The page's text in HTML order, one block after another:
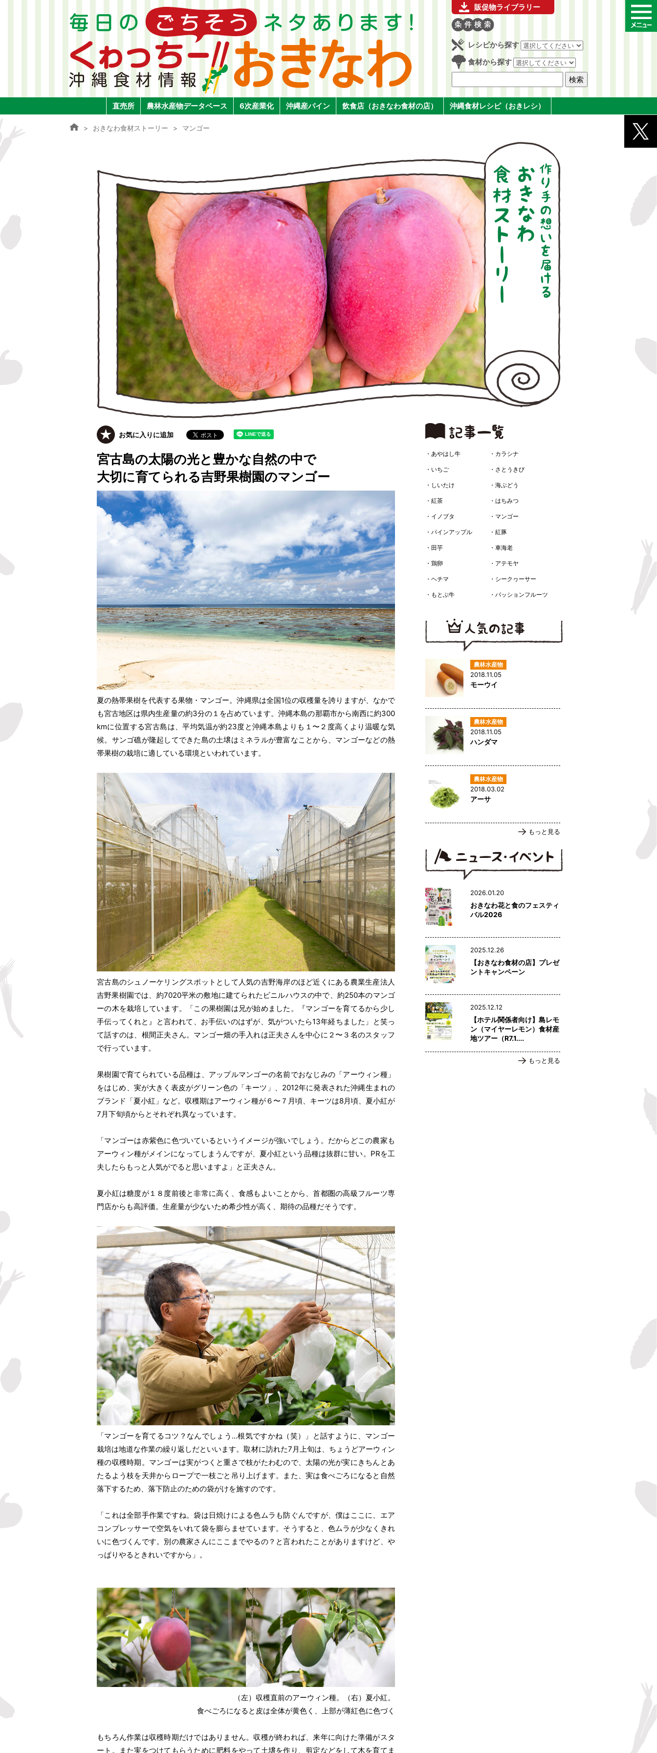
販促物ライブラリー
レシピから探す
食材から探す
直売所 農林水産物データベース 6次産業化 沖縄産パイン 飲食店（おきなわ食材の店） 沖縄食材レシピ（おきレシ）
おきなわ食材ストーリー マンゴー
お気に入りに追加
宮古島の太陽の光と豊かな自然の中で
大切に育てられる吉野果樹園のマンゴー
夏の熱帯果樹を代表する果物・マンゴー。沖縄県は全国1位の収穫量を誇りますが、なかで
も宮古地区は県内生産量の約3分の１を占めています。沖縄本島の那覇市から南西に約300
kmに位置する宮古島は、平均気温が約23度と沖縄本島よりも１〜２度高くより温暖な気
候。サンゴ礁が隆起してできた島の土壌はミネラルが豊富なことから、マンゴーなどの熱
帯果樹の栽培に適している環境といわれています。
宮古島のシュノーケリングスポットとして人気の吉野海岸のほど近くにある農業生産法人
吉野果樹園では、約7020平米の敷地に建てられたビニルハウスの中で、約250本のマンゴ
ーの木を栽培しています。「この果樹園は兄が始めました。『マンゴーを育てるから少し
手伝ってくれと』と言われて、お手伝いのはずが、気がついたら13年経ちました」と笑っ
て話すのは、根間正夫さん。マンゴー畑の手入れは正夫さんを中心に２〜３名のスタッフ
で行っています。
果樹園で育てられている品種は、アップルマンゴーの名前でおなじみの「アーウィン種」
をはじめ、実が大きく表皮がグリーン色の「キーツ」、2012年に発表された沖縄生まれの
ブランド「夏小紅」など。収穫期はアーウィン種が６〜７月頃、キーツは8月頃、夏小紅が
7月下旬頃からとそれぞれ異なっています。
「マンゴーは赤紫色に色づいているというイメージが強いでしょう。だからどこの農家も
アーウィン種がメインになってしまうんですが、夏小紅という品種は抜群に甘い。PRを工
夫したらもっと人気がでると思いますよ」と正夫さん。
夏小紅は糖度が１８度前後と非常に高く、食感もよいことから、首都圏の高級フルーツ専
門店からも高評価。生産量が少ないため希少性が高く、期待の品種だそうです。
「マンゴーを育てるコツ？なんでしょう…根気ですかね（笑）」と話すように、マンゴー
栽培は地道な作業の繰り返しだといいます。取材に訪れた7月上旬は、ちょうどアーウィン
種の収穫時期。マンゴーは実がつくと重さで枝がたわむので、太陽の光が実にきちんとあ
たるよう枝を天井からロープで一枝ごと吊り上げます。また、実は食べごろになると自然
落下するため、落下防止のための袋がけを施すのです。
「これは全部手作業ですね。袋は日焼けによる色ムラも防ぐんですが、僕はここに、エア
コンプレッサーで空気をいれて袋を膨らませています。そうすると、色ムラが少なくきれ
いに色づくんです。別の農家さんにここまでやるの？と言われたことがありますけど、や
っぱりやるときれいですから」。
（左）収穫直前のアーウィン種。（右）夏小紅。
食べごろになると皮は全体が黄色く、上部が薄紅色に色づく
もちろん作業は収穫時期だけではありません。収穫が終われば、来年に向けた準備がスタ
ート。また実をつけてもらうために肥料をやって土壌を作り、剪定などをして木を育てま
・あやはし牛 ・カラシナ
・いちご ・さとうきび
・しいたけ ・海ぶどう
・紅茶 ・はちみつ
・イノブタ ・マンゴー
・パインアップル ・紅豚
・田芋 ・車海老
・鶏卵 ・アテモヤ
・ヘチマ ・シークヮーサー
・もとぶ牛 ・パッションフルーツ
2018.11.05
モーウイ
2018.11.05
ハンダマ
2018.03.02
アーサ
もっと見る
2026.01.20
おきなわ花と食のフェスティ
バル2026
2025.12.26
【おきなわ食材の店】プレゼ
ントキャンペーン
2025.12.12
【ホテル関係者向け】島レモ
ン（マイヤーレモン）食材産
地ツアー（R7.1....
もっと見る